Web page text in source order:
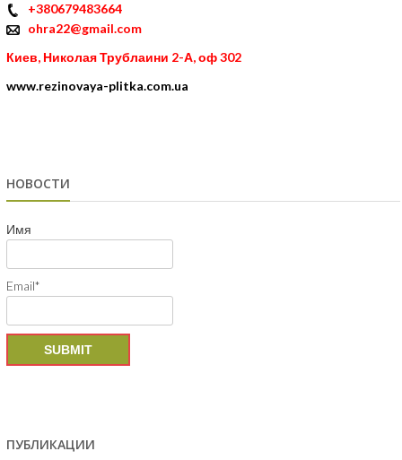
+380679483664
ohra22@gmail.com
Киев, Николая Трублаини 2-А, оф 302
www.rezinovaya-plitka.com.ua
НОВОСТИ
Имя
Email*
ПУБЛИКАЦИИ